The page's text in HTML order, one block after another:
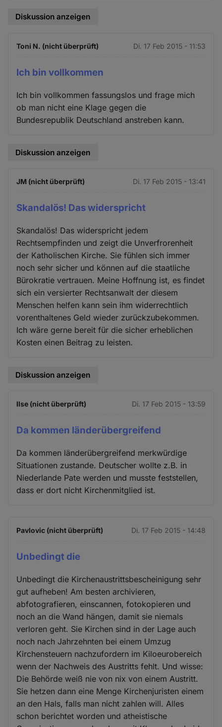
Diskussion anzeigen
Toni N. (nicht überprüft) Di. 17 Feb 2015 - 11:53
Ich bin vollkommen
Ich bin vollkommen fassungslos und frage mich
ob man nicht eine Klage gegen die
Bundesrepublik Deutschland anstreben kann.
Diskussion anzeigen
JM (nicht überprüft) Di. 17 Feb 2015 - 13:41
Skandalös! Das widerspricht
Skandalös! Das widerspricht jedem
Rechtsempfinden und zeigt die Unverfrorenheit
der Katholischen Kirche. Sie fühlen sich immer
noch sehr sicher und können auf die staatliche
Bürokratie vertrauen. Meine Hoffnung ist, es findet
sich ein versierter Rechtsanwalt der diesem
Menschen helfen kann sein ihm widerrechtlich
vorenthaltenes Geld wieder zurückzubekommen.
Ich wäre gerne bereit für die sicher erheblichen
Kosten einen Beitrag zu leisten.
Diskussion anzeigen
Ilse (nicht überprüft) Di. 17 Feb 2015 - 13:59
Da kommen länderübergreifend
Da kommen länderübergreifend merkwürdige
Situationen zustande. Deutscher wollte z.B. in
Niederlande Pate werden und musste feststellen,
dass er dort nicht Kirchenmitglied ist.
Pavlovic (nicht überprüft) Di. 17 Feb 2015 - 14:48
Unbedingt die
Unbedingt die Kirchenaustrittsbescheinigung sehr
gut aufheben! Am besten archivieren,
abfotografieren, einscannen, fotokopieren und
noch an die Wand hängen, damit sie niemals
verloren geht. Sie Kirchen sind in der Lage auch
noch nach Jahrzehnten bei einem Umzug
Kirchensteuern nachzufordern im Kiloeurobereich
wenn der Nachweis des Austritts fehlt. Und wisse:
Die Behörde weiß nie von nix von einem Austritt.
Sie hetzen dann eine Menge Kirchenjuristen einem
an den Hals, falls man nicht zahlen will. Alles
schon berichtet worden und atheistische